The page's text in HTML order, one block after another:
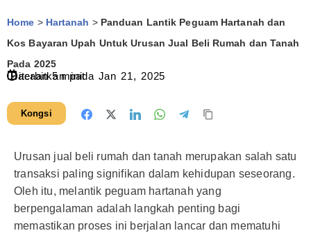
Home > Hartanah > Panduan Lantik Peguam Hartanah dan
Kos Bayaran Upah Untuk Urusan Jual Beli Rumah dan Tanah
Pada 2025
Diterbitkan pada Jan 21, 2025
Bacaan5 minit
Kongsi
Urusan jual beli rumah dan tanah merupakan salah satu
transaksi paling signifikan dalam kehidupan seseorang.
Oleh itu, melantik peguam hartanah yang
berpengalaman adalah langkah penting bagi
memastikan proses ini berjalan lancar dan mematuhi